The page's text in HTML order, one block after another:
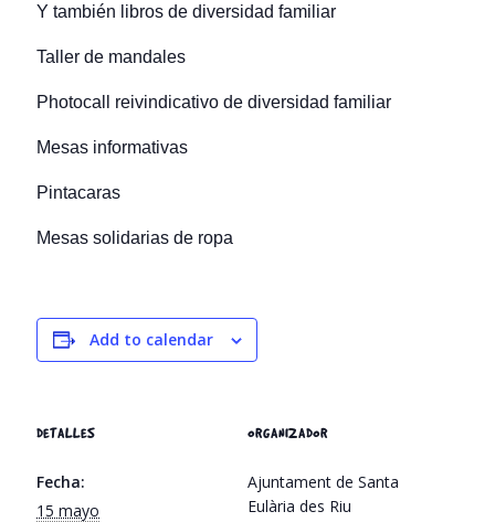
Y también libros de diversidad familiar
Taller de mandales
Photocall reivindicativo de diversidad familiar
Mesas informativas
Pintacaras
Mesas solidarias de ropa
Add to calendar
DETALLES
Fecha:
15 mayo
ORGANIZADOR
Ajuntament de Santa
Eulària des Riu